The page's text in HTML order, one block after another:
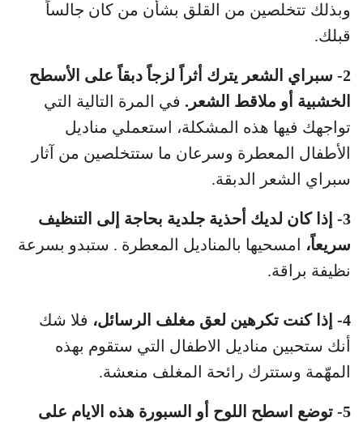
وبذلك تتخلصين من القلق بشأن من كان جالساً
قبلك.
2- سبراي الشعر يترك أثراً لزجاً دبقاً على الأسطح
الخشبية أو ملاقط الشعر. في المرة التالية التي
تواجهك فيها هذه المشكلة، استعملي مناديل
الأطفال المعطرة وسرعان ما ستتخلصين من آثار
سبراي الشعر الدبقة.
3- إذا كان لديك أحذية جلدية بحاجة إلى التنظيف
سريعاً، امسحيها بالمناديل المعطرة . ستبدو بسرعة
نظيفة براقة.
4- إذا كنت تكرهين لعق مغلف الرسائل،
فلا شك
أنك ستحبين مناديل الاطفال التي ستقوم بهذه
المهّمة وستترك رائحة المغلف منعشة.
5- توضع اسطح اللوح أو السبورة هذه الايام على